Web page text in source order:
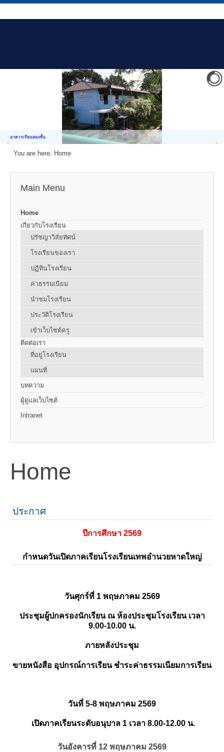
อาคารเรียนสองชั้น
You are here: Home
Main Menu
Home
เกี่ยวกับโรงเรียน
ปรัชญาวิสัยทัศน์
โรงเรียนของเรา
ปฏิทินโรงเรียน
ค่าธรรมเนียม
นำชมโรงเรียน
ประวัติโรงเรียน
เข้าเว็บไซต์ครู
ติดต่อเรา
ที่อยู่โรงเรียน
แผนที่
บทความ
ผู้ดูแลเว็บไซต์
Intranet
Home
ประกาศ
ปีการศึกษา 2569
กำหนดวันเปิดภาคเรียนโรงเรียนเทพอำนวยหาดใหญ่
วันศุกร์ที่ 1 พฤษภาคม 2569
ประชุมผู้ปกครองนักเรียน ณ ห้องประชุมโรงเรียน เวลา
9.00-10.00 น.
ภายหลังประชุม
ขายหนังสือ อุปกรณ์การเรียน ชำระค่าธรรมเนียมการเรียน
วันที่ 5-8 พฤษภาคม 2569
เปิดภาคเรียนระดับอนุบาล 1 เวลา 8.00-12.00 น.
วันอังคารที่ 12 พฤษภาคม 2569